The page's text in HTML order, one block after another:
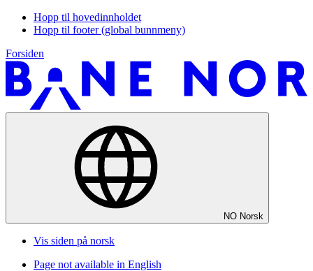
Hopp til hovedinnholdet
Hopp til footer (global bunnmeny)
Forsiden
NO Norsk
Vis siden på norsk
Page not available in English